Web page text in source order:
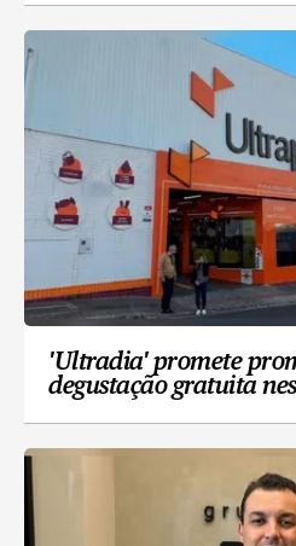
'Ultradia' promete
degustação gratuita